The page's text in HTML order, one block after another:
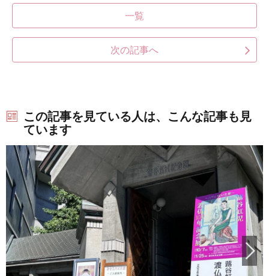
一覧
次の記事へ
この記事を見ている人は、こんな記事も見
ています